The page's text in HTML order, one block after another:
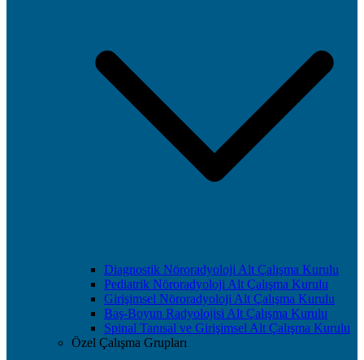
Diagnostik Nöroradyoloji Alt Çalışma Kurulu
Pediatrik Nöroradyoloji Alt Çalışma Kurulu
Girişimsel Nöroradyoloji Alt Çalışma Kurulu
Baş-Boyun Radyolojisi Alt Çalışma Kurulu
Spinal Tanısal ve Girişimsel Alt Çalışma Kurulu
Özel Çalışma Grupları